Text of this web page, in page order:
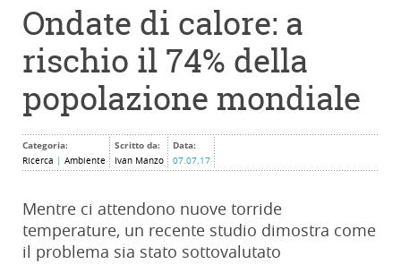
Ondate di calore: a
rischio il 74% della
popolazione mondiale
Categoria:
Ricerca Ambiente
Scritto da:
Ivan Manzo
Data:
07.07.17
Mentre ci attendono nuove torride
temperature, un recente studio dimostra come
il problema sia stato sottovalutato